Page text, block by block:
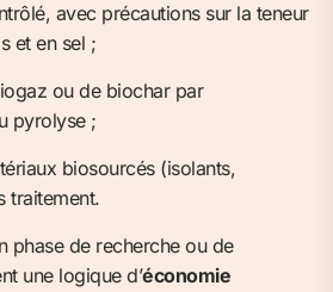
avec précautions sur la teneur
et en sel ;
ou de biochar par
pyrolyse ;
biosourcés (isolants,
traitement.
phase de recherche ou de
une logique d’économie